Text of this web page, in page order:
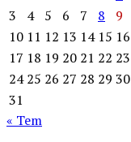
3
4 5 6 7 8
9
10 11 12 13 14 15 16
17 18 19 20 21 22 23
24 25 26 27 28 29 30
31
« Tem